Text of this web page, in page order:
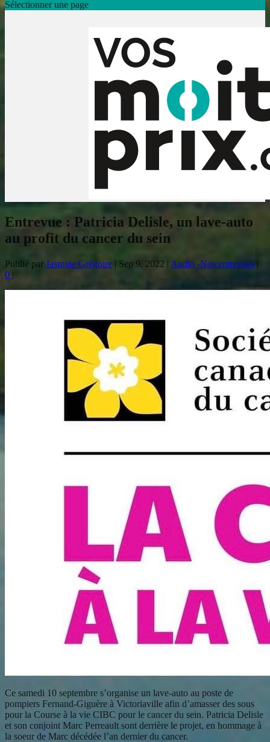
Sélectionner une page
Entrevue : Patricia Delisle, un lave-auto
au profit du cancer du sein
Publié par Jasmine Grégoire | Sep 9, 2022 | Audio -Nos entrevues |
0 |
Ce samedi 10 septembre s’organise un lave-auto au poste de
pompiers Fernand-Giguère à Victoriaville afin d’amasser des sous
pour la Course à la vie CIBC pour le cancer du sein. Patricia Delisle
et son conjoint Marc Perreault sont derrière le projet, en hommage à
la soeur de Marc décédée l’an dernier du cancer.